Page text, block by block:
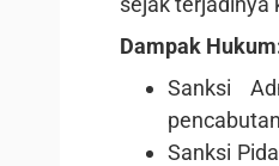
Dampak
Sanksi
Sanksi